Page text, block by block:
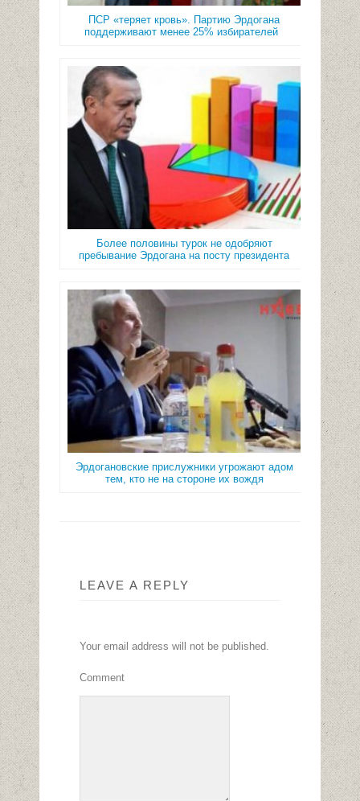
ПСР «теряет кровь». Партию Эрдогана
поддерживают менее 25% избирателей
Более половины турок не одобряют
пребывание Эрдогана на посту президента
Эрдогановские прислужники угрожают адом
тем, кто не на стороне их вождя
LEAVE A REPLY
Your email address will not be published.
Comment